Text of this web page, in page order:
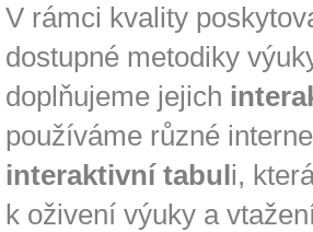
V rámci kvality
dostupné metodiky
doplňujeme jejich
používáme různé
interaktivní tabuli,
k oživení výuky a